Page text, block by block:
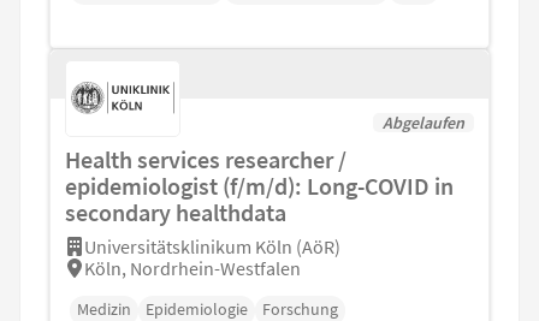
Abgelaufen
Health services researcher /
epidemiologist (f/m/d): Long-COVID in
secondary healthdata
Universitätsklinikum Köln (AöR)
Köln, Nordrhein-Westfalen
Medizin Epidemiologie
Forschung